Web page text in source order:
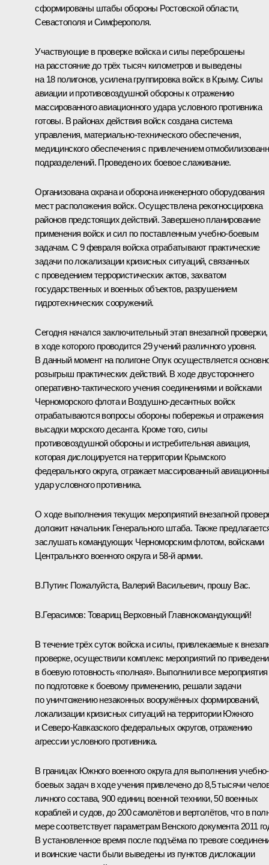
сформированы штабы обороны Ростовской области,
Севастополя и Симферополя.
Участвующие в проверке войска и силы переброшены
на расстояние до трёх тысяч километров и выведены
на 18 полигонов, усилена группировка войск в Крыму. Силы
авиации и противовоздушной обороны к отражению
массированного авиационного удара условного противника
готовы. В районах действия войск создана система
управления, материально-технического обеспечения,
медицинского обеспечения с привлечением
подразделений. Проведено их боевое слаживание.
Организована охрана и оборона инженерного оборудования
мест расположения войск. Осуществлена рекогносцировка
районов предстоящих действий. Завершено планирование
применения войск и сил по поставленным учебно-боевым
задачам. С 9 февраля войска отрабатывают практические
задачи по локализации кризисных ситуаций, связанных
с проведением террористических актов, захватом
государственных и военных объектов, разрушением
гидротехнических сооружений.
Сегодня начался заключительный этап внезапной проверки,
в ходе которого проводится 29 учений различного уровня.
В данный момент на полигоне Опук осуществляется
розыгрыш практических действий. В ходе двустороннего
оперативно-тактического учения соединениями и войсками
Черноморского флота и Воздушно-десантных войск
отрабатываются вопросы обороны побережья и отражения
высадки морского десанта. Кроме того, силы
противовоздушной обороны и истребительная авиация,
которая дислоцируется на территории Крымского
федерального округа, отражает массированный
удар условного противника.
О ходе выполнения текущих мероприятий внезапной
доложит начальник Генерального штаба. Также
заслушать командующих Черноморским флотом, войсками
Центрального военного округа и 58‑й армии.
В.Путин: Пожалуйста, Валерий Васильевич, прошу Вас.
В.Герасимов: Товарищ Верховный Главнокомандующий!
В течение трёх суток войска и силы, привлекаемые к
проверке, осуществили комплекс мероприятий по
в боевую готовность «полная». Выполнили все мероприятия
по подготовке к боевому применению, решали задачи
по уничтожению незаконных вооружённых формирований,
локализации кризисных ситуаций на территории Южного
и Северо-Кавказского федеральных округов, отражению
агрессии условного противника.
В границах Южного военного округа для выполнения учебно-
боевых задач в ходе учения привлечено до 8,5 тысячи
личного состава, 900 единиц военной техники, 50 военных
кораблей и судов, до 200 самолётов и вертолётов, что в
мере соответствует параметрам Венского документа 2011
В установленное время после подъёма по тревоге
и воинские части были выведены из пунктов дислокации